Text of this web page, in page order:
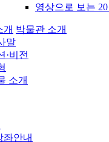
영상으로 보는 20
개 박물관 소개
말
·비전
소개
좌안내